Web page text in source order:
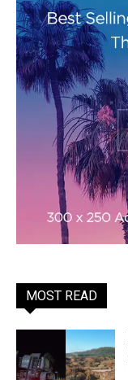
MOST READ